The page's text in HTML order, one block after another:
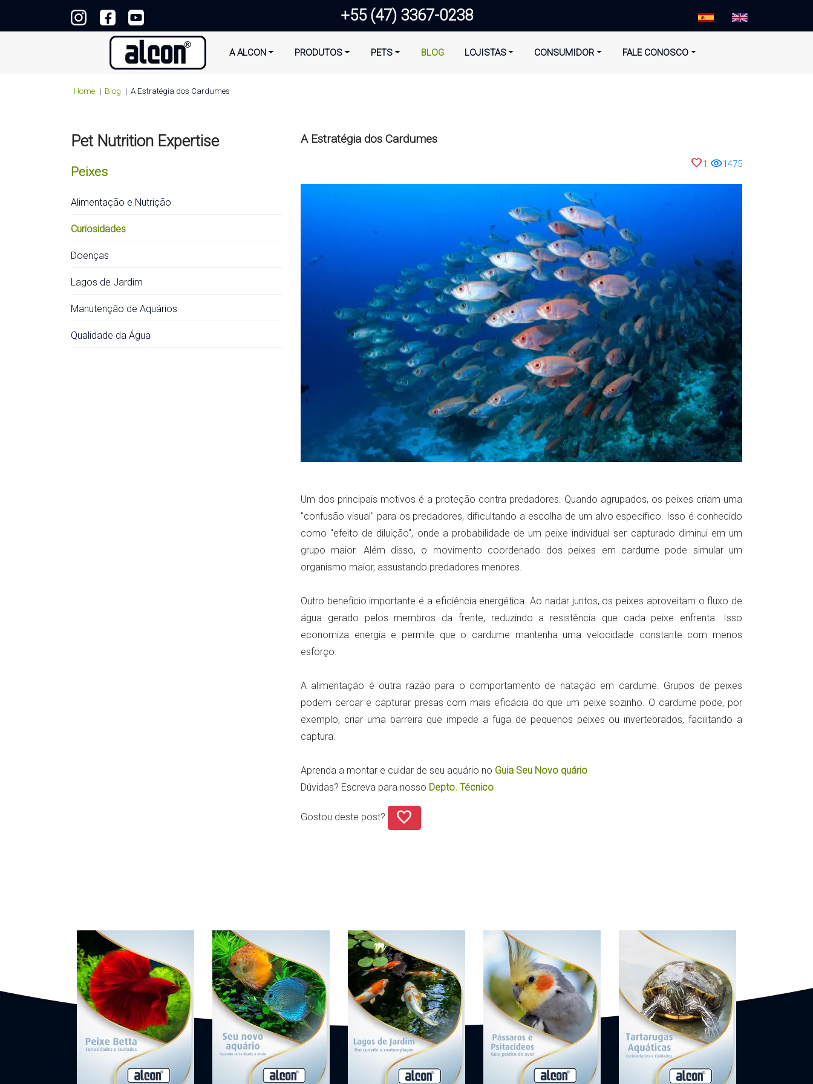
+55 (47) 3367-0238
A ALCON PRODUTOS PETS BLOG LOJISTAS CONSUMIDOR FALE CONOSCO
Home Blog A Estratégia dos Cardumes
Pet Nutrition Expertise
Peixes
Alimentação e Nutrição
Curiosidades
Doenças
Lagos de Jardim
Manutenção de Aquários
Qualidade da Água
A Estratégia dos Cardumes
favorite1 visibility1475
Um dos principais motivos é a proteção contra predadores. Quando agrupados, os peixes criam uma
"confusão visual" para os predadores, dificultando a escolha de um alvo específico. Isso é conhecido
como "efeito de diluição", onde a probabilidade de um peixe individual ser capturado diminui em um
grupo maior. Além disso, o movimento coordenado dos peixes em cardume pode simular um
organismo maior, assustando predadores menores.
Outro benefício importante é a eficiência energética. Ao nadar juntos, os peixes aproveitam o fluxo de
água gerado pelos membros da frente, reduzindo a resistência que cada peixe enfrenta. Isso
economiza energia e permite que o cardume mantenha uma velocidade constante com menos
esforço.
A alimentação é outra razão para o comportamento de natação em cardume. Grupos de peixes
podem cercar e capturar presas com mais eficácia do que um peixe sozinho. O cardume pode, por
exemplo, criar uma barreira que impede a fuga de pequenos peixes ou invertebrados, facilitando a
captura.
Aprenda a montar e cuidar de seu aquário no Guia Seu Novo quário
Dúvidas? Escreva para nosso Depto. Técnico
Gostou deste post? favorite